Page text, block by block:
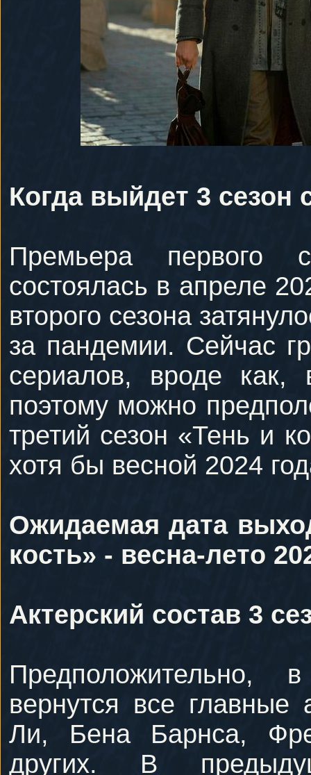
Когда выйдет 3 сезон
Премьера первого
состоялась в апреле
второго сезона
за пандемии. Сейчас
сериалов, вроде
поэтому можно
третий сезон «Тень и
хотя бы весной 2024
Ожидаемая дата
кость» - весна-лето
Актерский состав 3
Предположительно,
вернутся все
Ли, Бена Барнса,
других. В